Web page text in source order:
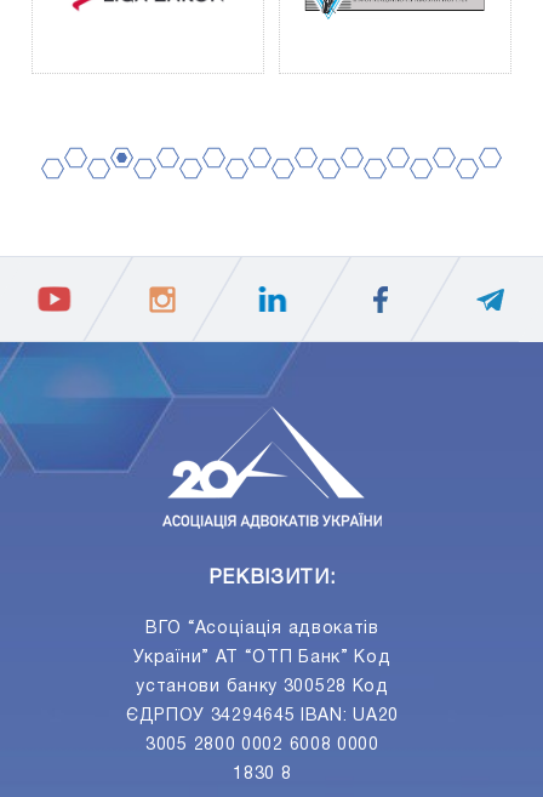
РЕКВІЗИТИ:
ВГО “Асоціація адвокатів
України” АТ “ОТП Банк” Код
установи банку 300528 Код
ЄДРПОУ 34294645 IBAN: UA20
3005 2800 0002 6008 0000
1830 8